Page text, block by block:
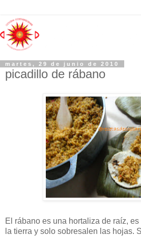
martes, 29 de junio de 2010
picadillo de rábano
El rábano es una hortaliza de raíz,
la tierra y solo sobresalen las hojas.